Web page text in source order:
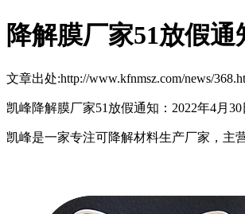
降解膜厂家51放假通
文章出处:http://www.kfnmsz.com/news/
凯峰降解膜厂家51放假通知：2022年4月
凯峰是一家专注可降解材料生产厂家，主